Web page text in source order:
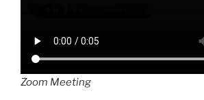
Zoom Meeting